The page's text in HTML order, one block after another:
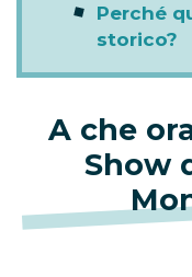
Perché
storico?
A che
Show